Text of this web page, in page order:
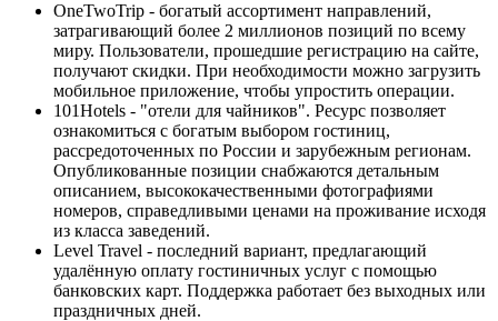
OneTwoTrip - богатый ассортимент направлений,
затрагивающий более 2 миллионов позиций по всему
миру. Пользователи, прошедшие регистрацию на сайте,
получают скидки. При необходимости можно загрузить
мобильное приложение, чтобы упростить операции.
101Hotels - "отели для чайников". Ресурс позволяет
ознакомиться с богатым выбором гостиниц,
рассредоточенных по России и зарубежным регионам.
Опубликованные позиции снабжаются детальным
описанием, высококачественными фотографиями
номеров, справедливыми ценами на проживание исходя
из класса заведений.
Level Travel - последний вариант, предлагающий
удалённую оплату гостиничных услуг с помощью
банковских карт. Поддержка работает без выходных или
праздничных дней.